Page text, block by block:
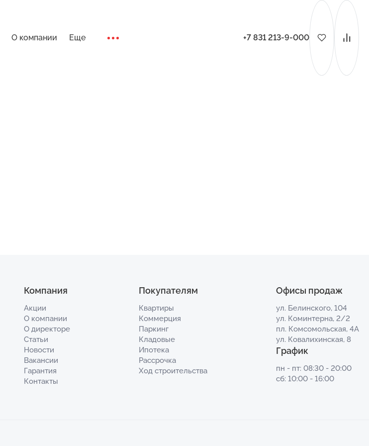
О компании Еще +7 831 213-9-000
Компания
Акции
О компании
О директоре
Статьи
Новости
Вакансии
Гарантия
Контакты
Покупателям
Квартиры
Коммерция
Паркинг
Кладовые
Ипотека
Рассрочка
Ход строительства
Офисы продаж
ул. Белинского, 104
ул. Коминтерна, 2/2
пл. Комсомольская, 4А
ул. Ковалихинская, 8
График
пн - пт: 08:30 - 20:00
сб: 10:00 - 16:00